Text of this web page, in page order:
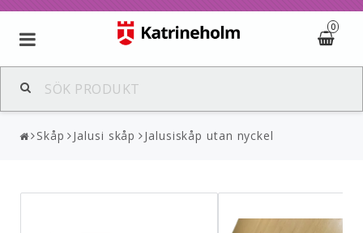
0
Skåp Jalusi skåp Jalusiskåp utan nyckel